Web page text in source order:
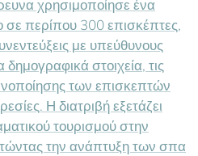
χρησιμοποίησε ένα
σε περίπου 300 επισκέπτες,
με υπεύθυνους
στοιχεία, τις
των επισκεπτών
Η διατριβή εξετάζει
τουρισμού στην
την ανάπτυξη των σπα